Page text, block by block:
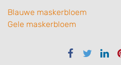
Blauwe maskerbloem
Gele maskerbloem
DelenDelen